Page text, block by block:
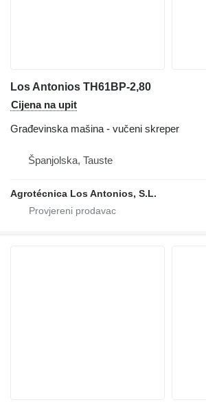
Los Antonios TH61BP-2,80
Cijena na upit
Građevinska mašina - vučeni skreper
Španjolska, Tauste
Agrotécnica Los Antonios, S.L.